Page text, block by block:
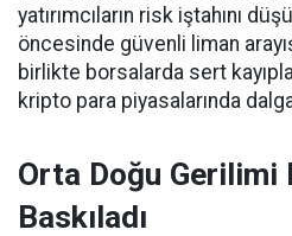
yatırımcıların risk iştahını
öncesinde güvenli liman
birlikte borsalarda sert
kripto para piyasalarında
Orta Doğu Gerilimi
Baskıladı